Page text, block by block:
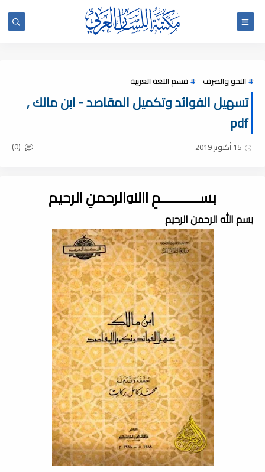
النحو والصرف قسم اللغة العربية
تسهيل الفوائد وتكميل المقاصد - ابن مالك ,
pdf
15 أكتوبر 2019 (0)
بســـــــــــمِ اﷲِالرحمنِ الرحيم
بسم الله الرحمن الرحيم